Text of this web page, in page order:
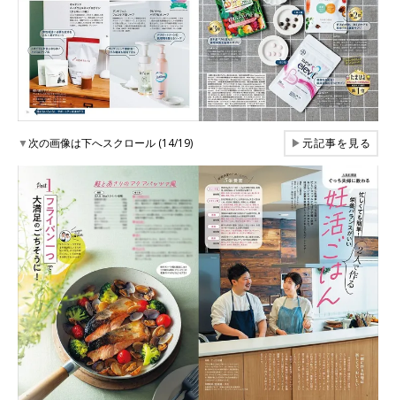
▼次の画像は下へスクロール (14/19) ▶元記事を見る